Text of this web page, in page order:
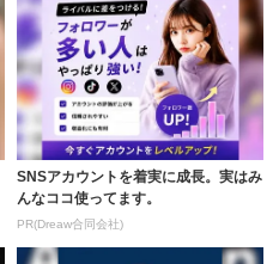
SNSアカウントを着実に成長。実はみ
んなココ使ってます。
PR(Dreaw合同会社)